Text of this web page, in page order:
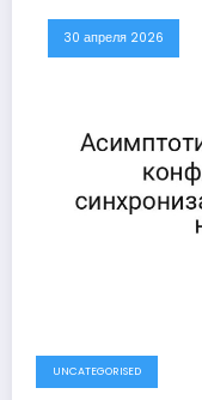
30 апреля 2026
UNCATEGORISED